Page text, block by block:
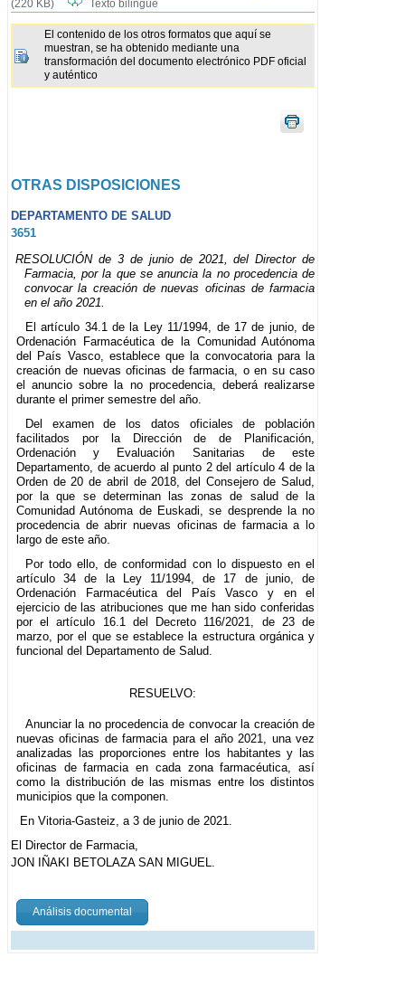
(220 KB)
Texto bilingüe
El contenido de los otros formatos que aquí se
muestran, se ha obtenido mediante una
transformación del documento electrónico PDF oficial
y auténtico
OTRAS DISPOSICIONES
DEPARTAMENTO DE SALUD
3651
RESOLUCIÓN de 3 de junio de 2021, del Director de
Farmacia, por la que se anuncia la no procedencia de
convocar la creación de nuevas oficinas de farmacia
en el año 2021.
El artículo 34.1 de la Ley 11/1994, de 17 de junio, de
Ordenación Farmacéutica de la Comunidad Autónoma
del País Vasco, establece que la convocatoria para la
creación de nuevas oficinas de farmacia, o en su caso
el anuncio sobre la no procedencia, deberá realizarse
durante el primer semestre del año.
Del examen de los datos oficiales de población
facilitados por la Dirección de de Planificación,
Ordenación y Evaluación Sanitarias de este
Departamento, de acuerdo al punto 2 del artículo 4 de la
Orden de 20 de abril de 2018, del Consejero de Salud,
por la que se determinan las zonas de salud de la
Comunidad Autónoma de Euskadi, se desprende la no
procedencia de abrir nuevas oficinas de farmacia a lo
largo de este año.
Por todo ello, de conformidad con lo dispuesto en el
artículo 34 de la Ley 11/1994, de 17 de junio, de
Ordenación Farmacéutica del País Vasco y en el
ejercicio de las atribuciones que me han sido conferidas
por el artículo 16.1 del Decreto 116/2021, de 23 de
marzo, por el que se establece la estructura orgánica y
funcional del Departamento de Salud.
RESUELVO:
Anunciar la no procedencia de convocar la creación de
nuevas oficinas de farmacia para el año 2021, una vez
analizadas las proporciones entre los habitantes y las
oficinas de farmacia en cada zona farmacéutica, así
como la distribución de las mismas entre los distintos
municipios que la componen.
En Vitoria-Gasteiz, a 3 de junio de 2021.
El Director de Farmacia,
JON IÑAKI BETOLAZA SAN MIGUEL.
Análisis documental